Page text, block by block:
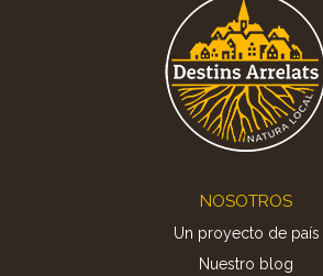
NOSOTROS
Un proyecto de país
Nuestro blog